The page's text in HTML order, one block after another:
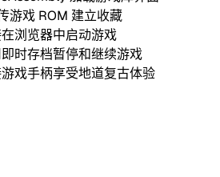
游戏 ROM 建立收藏
浏览器中启动游戏
时存档暂停和继续游戏
戏手柄享受地道复古体验